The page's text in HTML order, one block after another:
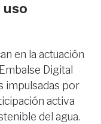
en la actuación
Digital
impulsadas por
activa
del agua.